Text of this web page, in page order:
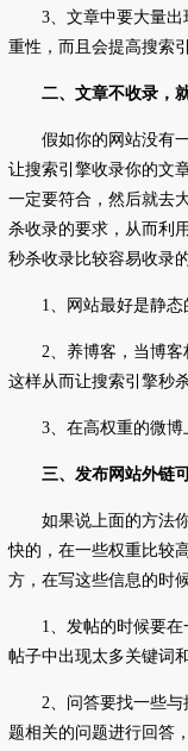
3、文章中要大量出现
重性，而且会提高搜索
二、文章不收录，
假如你的网站没有一
让搜索引擎收录你的文
一定要符合，然后就去
杀收录的要求，从而利
秒杀收录比较容易收录
1、网站最好是静态的
2、养博客，当博客权
这样从而让搜索引擎秒
3、在高权重的微博上
三、发布网站外链可
如果说上面的方法你
快的，在一些权重比较
方，在写这些信息的时
1、发帖的时候要在
帖子中出现太多关键词
2、问答要找一些与搜
题相关的问题进行回答